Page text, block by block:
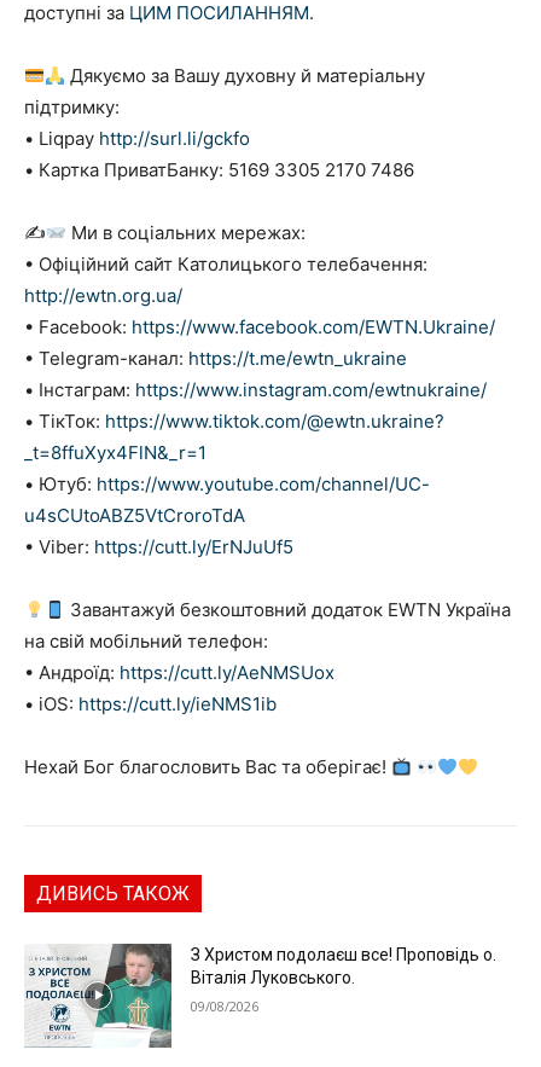
доступні за ЦИМ ПОСИЛАННЯМ.
Дякуємо за Вашу духовну й матеріальну
підтримку:
• Liqpay http://surl.li/gckfo
• Картка ПриватБанку: 5169 3305 2170 7486
✍
Ми в соціальних мережах:
• Офіційний сайт Католицького телебачення:
http://ewtn.org.ua/
• Facebook: https://www.facebook.com/EWTN.Ukraine/
• Telegram-канал: https://t.me/ewtn_ukraine
• Інстаграм: https://www.instagram.com/ewtnukraine/
• ТікТок: https://www.tiktok.com/@ewtn.ukraine?
_t=8ffuXyx4FlN&_r=1
• Ютуб: https://www.youtube.com/channel/UC-
u4sCUtoABZ5VtCroroTdA
• Viber: https://cutt.ly/ErNJuUf5
Завантажуй безкоштовний додаток EWTN Україна
на свій мобільний телефон:
• Андроїд: https://cutt.ly/AeNMSUox
• iOS: https://cutt.ly/ieNMS1ib
Нехай Бог благословить Вас та оберігає!
ДИВИСЬ ТАКОЖ
З Христом подолаєш все! Проповідь о.
Віталія Луковського.
09/08/2026